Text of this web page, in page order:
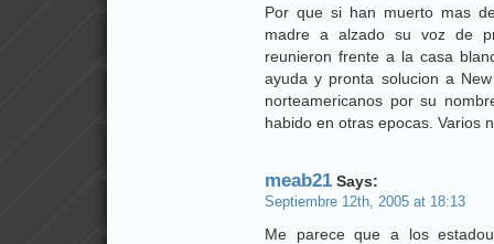
Por que si han muerto mas
madre a alzado su voz de
reunieron frente a la casa
ayuda y pronta solucion a
norteamericanos por su
habido en otras epocas. Varios
meab21 Says:
Septiembre 12th, 2005 at 18:13
Me parece que a los